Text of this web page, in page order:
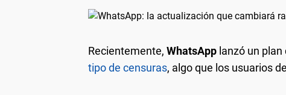
Recientemente, WhatsApp lanzó un plan
tipo de censuras, algo que los usuarios